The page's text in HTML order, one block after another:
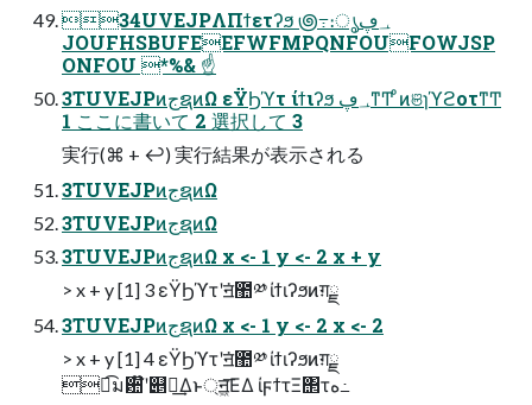
34UVEJPΛΠϯετʔϧ ౷߹։ൃ؀ڥ
JOUFHSBUFEEFWFMPQNFOUFOWJSP
ONFOU *%& ☝
3TUVEJPͷجຊͷΩ εΫϦϓτ ίϯιʔϧ ؀ڥͳͲ ͦͷଞɿϓϩοτͳͲ
1 ここに書いて 2 選択して 3
実⾏(⌘ + ↩) 実⾏結果が表⽰される
3TUVEJPͷجຊͷΩ
3TUVEJPͷجຊͷΩ
3TUVEJPͷجຊͷΩ x <- 1 y <- 2 x + y
> x + y [1] 3 εΫϦϓτʹॻ͘಺༰ ίϯιʔϧͷग़ྗ
3TUVEJPͷجຊͷΩ x <- 1 y <- 2 x <- 2
> x + y [1] 4 εΫϦϓτʹॻ͘಺༰ ίϯιʔϧͷग़ྗ
ಉ͡ม਺໊ʹ୅ೖ͢Δͱ্ॻ͖͞ΕΔ ίϝϯτΞ΢τه߸